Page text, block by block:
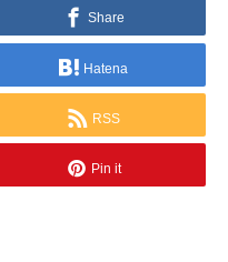
Share
Hatena
RSS
Pin it